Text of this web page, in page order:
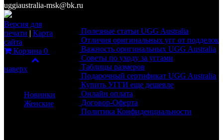
uggiaustralia-msk@bk.ru
Полезные статьи UGG Australia
Отличия оригинальных угг от подделок
Важность оригинальных UGG Australia
Советы по уходу за уггами
Таблицы размеров
Подарочный сертификат UGG Australia
Купить УГГИ еще дешевле
Онлайн оплата
Договор-Оферта
Политика Конфиденциальности
Версия для
печати | Карта
сайта
Корзина 0
наверх
Новинки
Женские